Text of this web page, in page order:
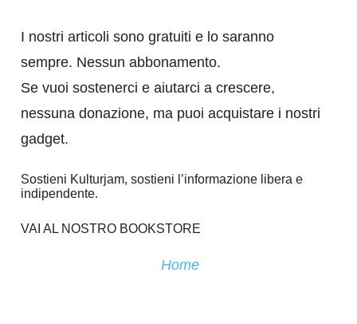
I nostri articoli sono gratuiti e lo saranno
sempre. Nessun abbonamento.
Se vuoi sostenerci e aiutarci a crescere,
nessuna donazione, ma puoi acquistare i nostri
gadget.
Sostieni Kulturjam, sostieni l’informazione libera e
indipendente.
VAI AL NOSTRO BOOKSTORE
Home